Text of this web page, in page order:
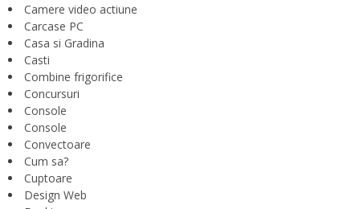
Camere video actiune
Carcase PC
Casa si Gradina
Casti
Combine frigorifice
Concursuri
Console
Console
Convectoare
Cum sa?
Cuptoare
Design Web